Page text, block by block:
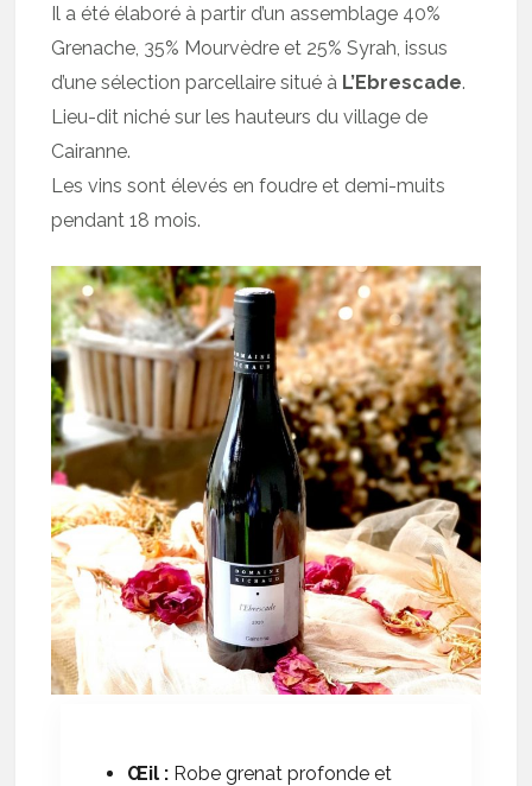
Il a été élaboré à partir d’un assemblage 40%
Grenache, 35% Mourvèdre et 25% Syrah, issus
d’une sélection parcellaire situé à L’Ebrescade.
Lieu-dit niché sur les hauteurs du village de
Cairanne.
Les vins sont élevés en foudre et demi-muits
pendant 18 mois.
Œil : Robe grenat profonde et